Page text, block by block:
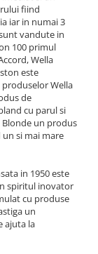
fiind
iar in numai 3
vandute in
100 primul
Wella
este
Wella
de
cu parul si
Blonde un produs
si mai mare
in 1950 este
spiritul inovator
cu produse
un
ajuta la